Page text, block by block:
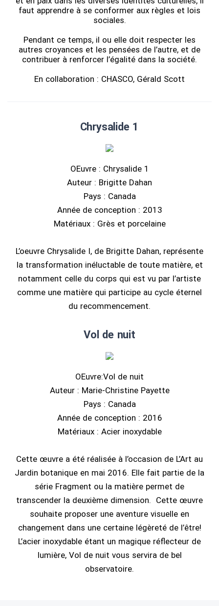
faut apprendre à se conformer aux règles et lois
sociales.
Pendant ce temps, il ou elle doit respecter les
autres croyances et les pensées de l’autre, et de
contribuer à renforcer l’égalité dans la société.
En collaboration : CHASCO, Gérald Scott
Chrysalide 1
OEuvre : Chrysalide 1
Auteur : Brigitte Dahan
Pays : Canada
Année de conception : 2013
Matériaux : Grès et porcelaine
L’oeuvre Chrysalide I, de Brigitte Dahan, représente
la transformation inéluctable de toute matière, et
notamment celle du corps qui est vu par l’artiste
comme une matière qui participe au cycle éternel
du recommencement.
Vol de nuit
OEuvre:Vol de nuit
Auteur : Marie-Christine Payette
Pays : Canada
Année de conception : 2016
Matériaux : Acier inoxydable
Cette œuvre a été réalisée à l’occasion de L’Art au
Jardin botanique en mai 2016. Elle fait partie de la
série Fragment ou la matière permet de
transcender la deuxième dimension. Cette œuvre
souhaite proposer une aventure visuelle en
changement dans une certaine légèreté de l’être!
L’acier inoxydable étant un magique réflecteur de
lumière, Vol de nuit vous servira de bel
observatoire.